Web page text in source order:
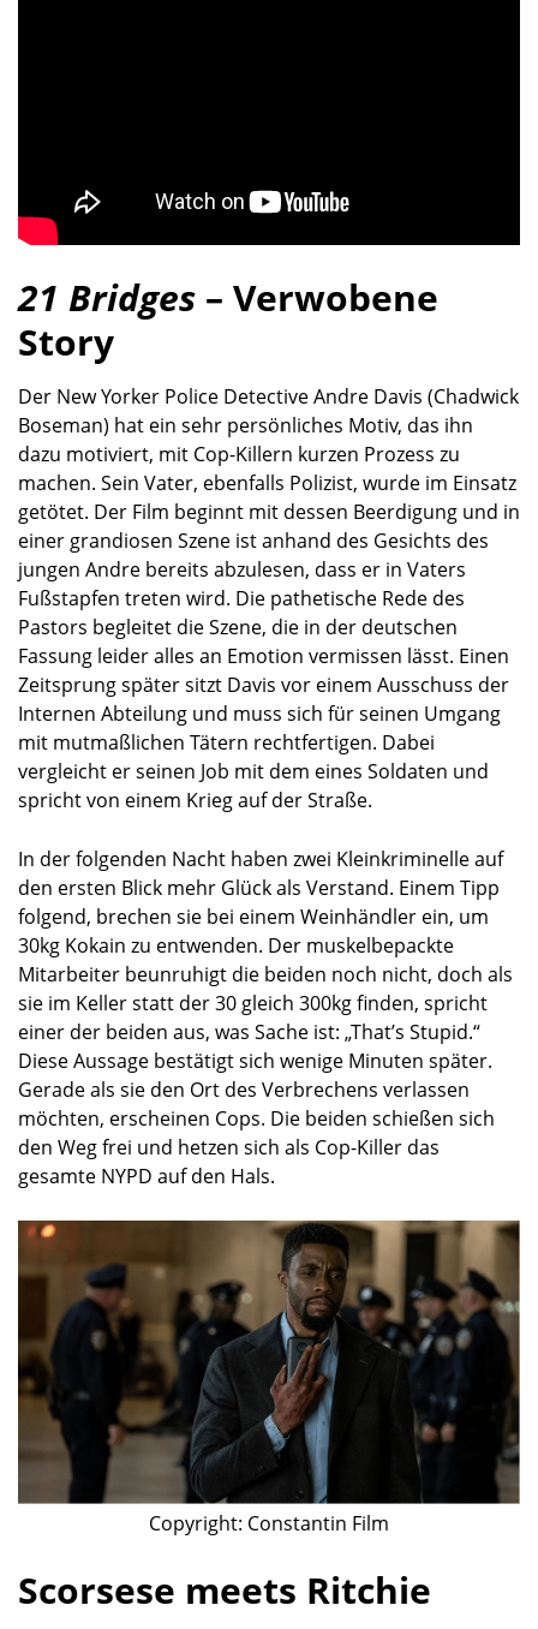
21 Bridges – Verwobene
Story
Der New Yorker Police Detective Andre Davis (Chadwick
Boseman) hat ein sehr persönliches Motiv, das ihn
dazu motiviert, mit Cop-Killern kurzen Prozess zu
machen. Sein Vater, ebenfalls Polizist, wurde im Einsatz
getötet. Der Film beginnt mit dessen Beerdigung und in
einer grandiosen Szene ist anhand des Gesichts des
jungen Andre bereits abzulesen, dass er in Vaters
Fußstapfen treten wird. Die pathetische Rede des
Pastors begleitet die Szene, die in der deutschen
Fassung leider alles an Emotion vermissen lässt. Einen
Zeitsprung später sitzt Davis vor einem Ausschuss der
Internen Abteilung und muss sich für seinen Umgang
mit mutmaßlichen Tätern rechtfertigen. Dabei
vergleicht er seinen Job mit dem eines Soldaten und
spricht von einem Krieg auf der Straße.
In der folgenden Nacht haben zwei Kleinkriminelle auf
den ersten Blick mehr Glück als Verstand. Einem Tipp
folgend, brechen sie bei einem Weinhändler ein, um
30kg Kokain zu entwenden. Der muskelbepackte
Mitarbeiter beunruhigt die beiden noch nicht, doch als
sie im Keller statt der 30 gleich 300kg finden, spricht
einer der beiden aus, was Sache ist: „That’s Stupid.“
Diese Aussage bestätigt sich wenige Minuten später.
Gerade als sie den Ort des Verbrechens verlassen
möchten, erscheinen Cops. Die beiden schießen sich
den Weg frei und hetzen sich als Cop-Killer das
gesamte NYPD auf den Hals.
Copyright: Constantin Film
Scorsese meets Ritchie